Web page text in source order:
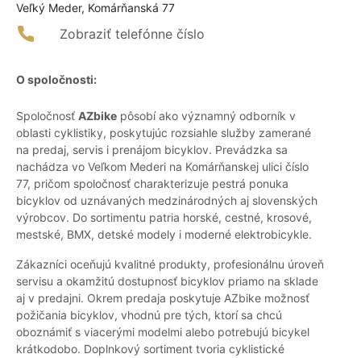
Veľký Meder, Komárňanská 77
Zobraziť telefónne číslo
O spoločnosti:
Spoločnosť AZbike pôsobí ako významný odborník v
oblasti cyklistiky, poskytujúc rozsiahle služby zamerané
na predaj, servis i prenájom bicyklov. Prevádzka sa
nachádza vo Veľkom Mederi na Komárňanskej ulici číslo
77, pričom spoločnosť charakterizuje pestrá ponuka
bicyklov od uznávaných medzinárodných aj slovenských
výrobcov. Do sortimentu patria horské, cestné, krosové,
mestské, BMX, detské modely i moderné elektrobicykle.
Zákazníci oceňujú kvalitné produkty, profesionálnu úroveň
servisu a okamžitú dostupnosť bicyklov priamo na sklade
aj v predajni. Okrem predaja poskytuje AZbike možnosť
požičania bicyklov, vhodnú pre tých, ktorí sa chcú
oboznámiť s viacerými modelmi alebo potrebujú bicykel
krátkodobo. Doplnkový sortiment tvoria cyklistické